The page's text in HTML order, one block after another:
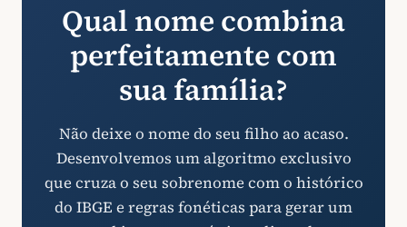
Qual nome combina
perfeitamente com
sua família?
Não deixe o nome do seu filho ao acaso.
Desenvolvemos um algoritmo exclusivo
que cruza o seu sobrenome com o histórico
do IBGE e regras fonéticas para gerar um